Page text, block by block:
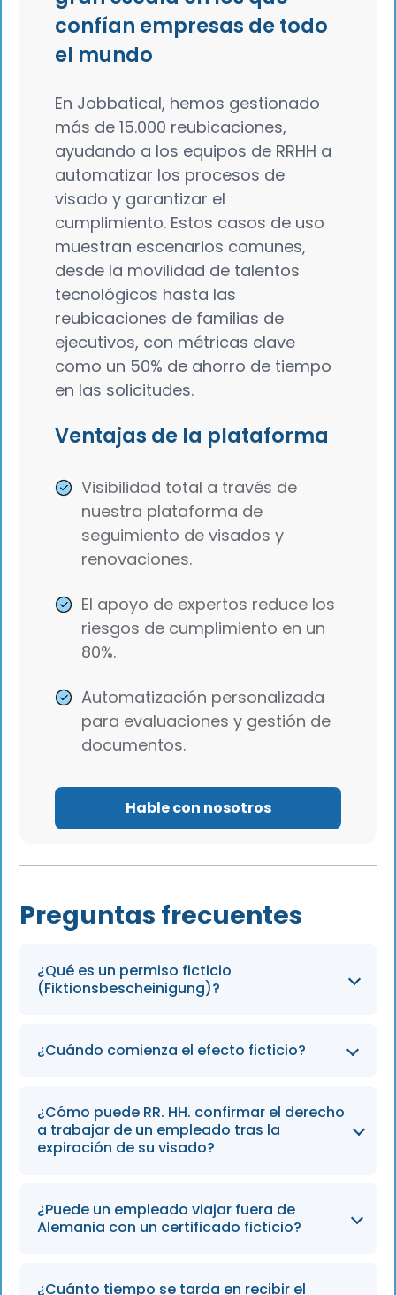
confían empresas de todo
el mundo
En Jobbatical, hemos gestionado
más de 15.000 reubicaciones,
ayudando a los equipos de RRHH a
automatizar los procesos de
visado y garantizar el
cumplimiento. Estos casos de uso
muestran escenarios comunes,
desde la movilidad de talentos
tecnológicos hasta las
reubicaciones de familias de
ejecutivos, con métricas clave
como un 50% de ahorro de tiempo
en las solicitudes.
Ventajas de la plataforma
Visibilidad total a través de
nuestra plataforma de
seguimiento de visados y
renovaciones.
El apoyo de expertos reduce los
riesgos de cumplimiento en un
80%.
Automatización personalizada
para evaluaciones y gestión de
documentos.
Hable con nosotros
Preguntas frecuentes
¿Qué es un permiso ficticio
(Fiktionsbescheinigung)?
Un permiso ficticio es un certificado temporal
se tramita su solicitud de permiso de
residencia. Garantiza el cumplimiento
continuo tanto por parte del empleador
¿Cuándo comienza el efecto ficticio?
El efecto ficticio comienza automáticamente
tan pronto como se presenta la solicitud de
renovación del permiso de residencia antes
seguir trabajando sin interrupción.
¿Cómo puede RR. HH. confirmar el derecho
a trabajar de un empleado tras la
expiración de su visado?
El departamento de RR. HH. puede solicitar el
certificado de residencia ficticia
(Ausländerbehörde) como prueba escrita de
¿Puede un empleado viajar fuera de
Alemania con un certificado ficticio?
Por lo general, el certificado ficticio solo es
¿Cuánto tiempo se tarda en recibir el